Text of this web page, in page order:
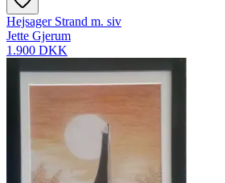
Hejsager Strand m. siv
Jette Gjerum
1.900 DKK